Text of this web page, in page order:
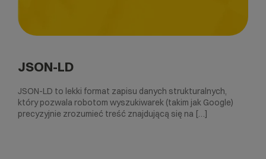
JSON-LD
JSON-LD to lekki format zapisu danych strukturalnych,
który pozwala robotom wyszukiwarek (takim jak Google)
precyzyjnie zrozumieć treść znajdującą się na […]